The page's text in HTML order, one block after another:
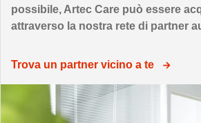
possibile, Artec Care può essere
attraverso la nostra rete di partner
Trova un partner vicino a te